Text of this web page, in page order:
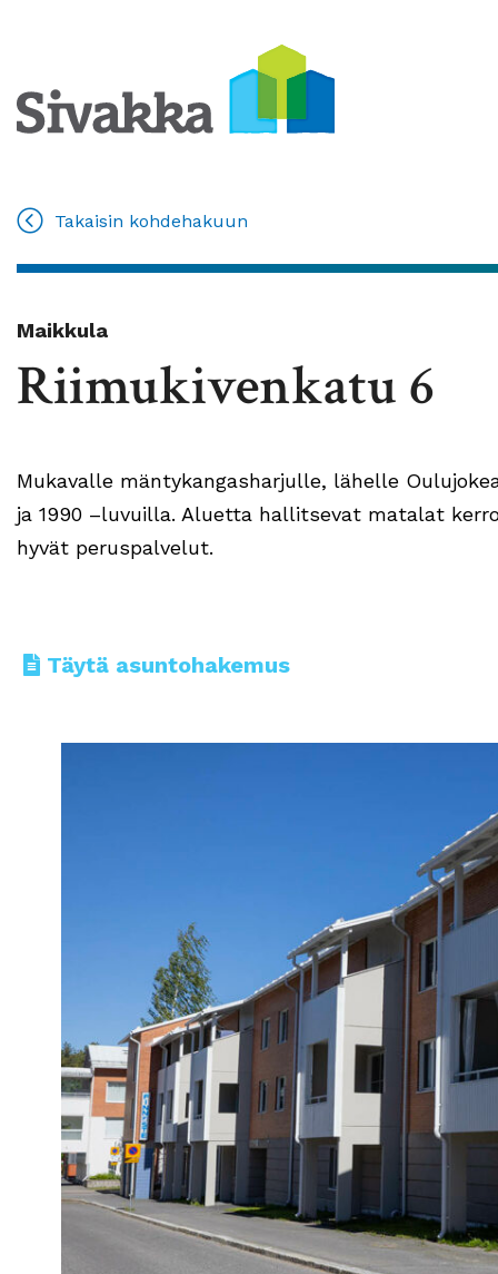
Takaisin kohdehakuun
Maikkula
Riimukivenkatu 6
Mukavalle mäntykangasharjulle, lähelle
ja 1990 –luvuilla. Aluetta hallitsevat matalat
hyvät peruspalvelut.
Täytä asuntohakemus